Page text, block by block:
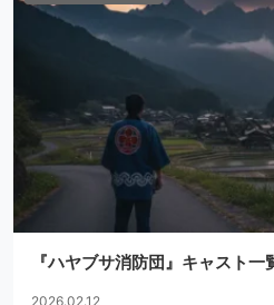
『ハヤブサ消防団』キャスト
2026.02.12